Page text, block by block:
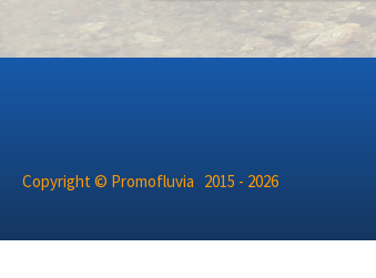
Copyright © Promofluvia 2015 - 2026